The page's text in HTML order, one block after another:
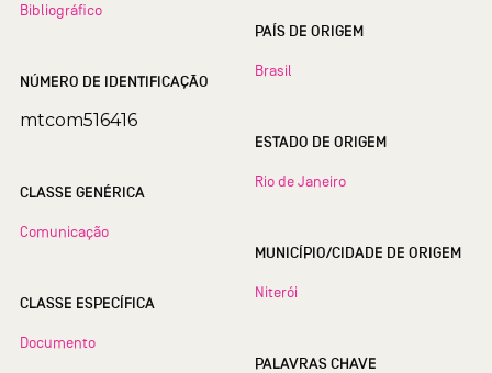
Bibliográfico
NÚMERO DE IDENTIFICAÇÃO
mtcom516416
CLASSE GENÉRICA
Comunicação
CLASSE ESPECÍFICA
Documento
PAÍS DE ORIGEM
Brasil
ESTADO DE ORIGEM
Rio de Janeiro
MUNICÍPIO/CIDADE DE ORIGEM
Niterói
PALAVRAS CHAVE